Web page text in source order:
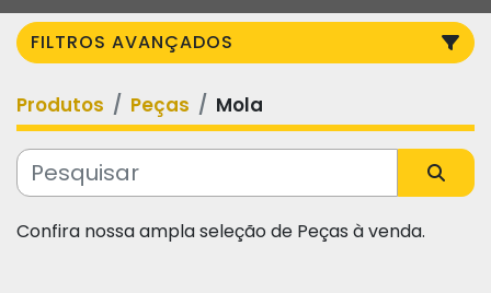
FILTROS AVANÇADOS
Categoria
Fabricante
Produtos Peças Mola
Confira nossa ampla seleção de Peças à venda.